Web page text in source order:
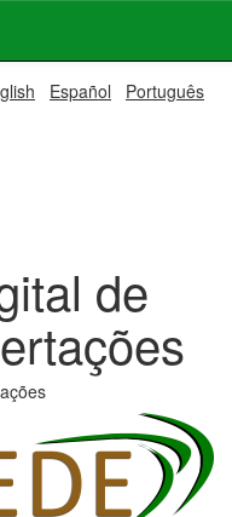
Español Português
de